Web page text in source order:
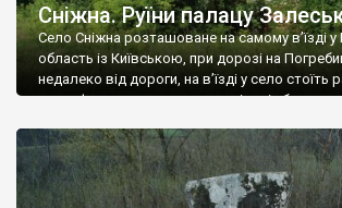
Сніжна. Руїни палацу
Село Сніжна розташоване на самому в’їзді у
область із Київською, при дорозі на
недалеко від дороги, на в’їзді у село стоїть
рельєфне пано, яке показує жінку і яблуню,
не видно, але видно дві стареньких колії у